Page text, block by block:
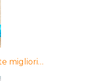
migliori…